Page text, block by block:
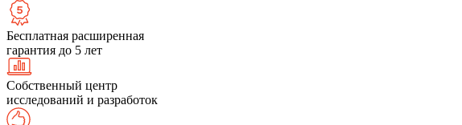
Бесплатная расширенная
гарантия до 5 лет
Собственный центр
исследований и разработок